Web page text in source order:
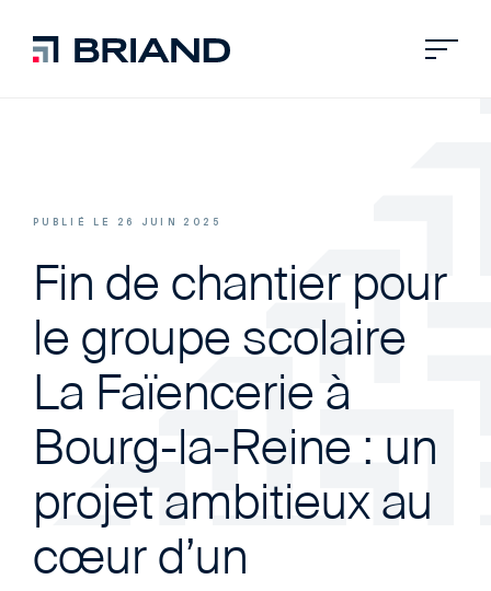
PUBLIÉ LE 26 JUIN 2025
Fin de chantier pour
le groupe scolaire
La Faïencerie à
Bourg-la-Reine : un
projet ambitieux au
cœur d’un